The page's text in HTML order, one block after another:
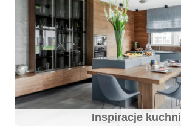
Inspiracje kuchni